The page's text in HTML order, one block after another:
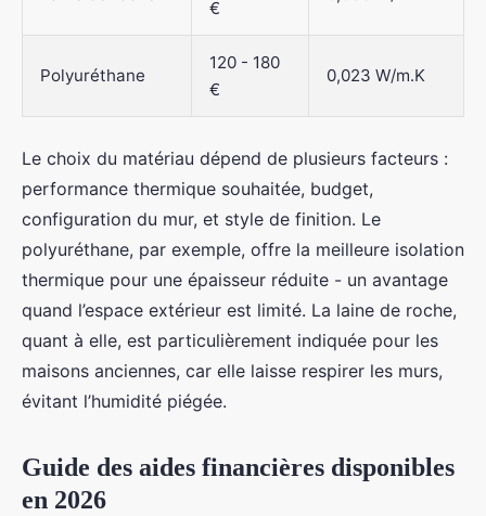
€
Polyuréthane
120 - 180
€
0,023 W/m.K
Le choix du matériau dépend de plusieurs facteurs :
performance thermique souhaitée, budget,
configuration du mur, et style de finition. Le
polyuréthane, par exemple, offre la meilleure isolation
thermique pour une épaisseur réduite - un avantage
quand l’espace extérieur est limité. La laine de roche,
quant à elle, est particulièrement indiquée pour les
maisons anciennes, car elle laisse respirer les murs,
évitant l’humidité piégée.
Guide des aides financières disponibles
en 2026